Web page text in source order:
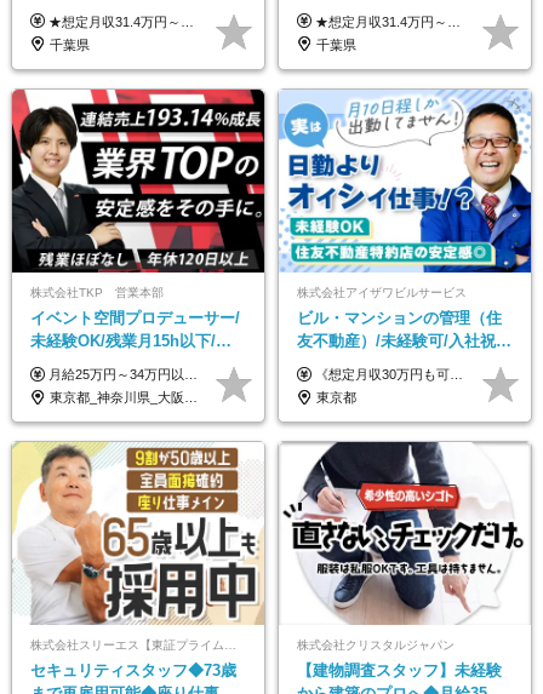
2.5万の単身寮｜住宅手当&家
族手当｜入社祝い金15万
★想定月収31.4万円～＋賞与年2回（59万円以上） ★入社お祝い金15万円支給 ★水道+光熱費無料の家賃がリーズナブルな社員寮(単身寮)あり！ ★住宅手当&家族手当あり 月給24万5000円以上(基本給21万1000円＋業務別手当35,000円)＋賞与年2回（賞与支給額：59万円以上を想定）＋残業代全額 ※みなし残業なし！残業代は全額支給します。 ※資格手当・深夜手当など、様々な手当をご用意しています。 ※入社お祝い金は１か月経過後、3ヶ月経過後、6ヶ月経過後に各5万円ずつ給与に加算して支給いたします。 ※指定の検定資格をお持ちの方には別途手当を支給します。入社後に取得した場合は給与に加算し支給します。 ・施設警備 1級7,000円 2級4,000円 ・交通誘導 1級7,000円 2級4,000円 ・雑踏警備 1級7,000円 2級4,000円 など
千葉県
&賞与年2回｜家族・住宅手当
｜光熱費0円の単身寮
★想定月収31.4万円～＋賞与年2回（59万円以上） ★入社お祝い金15万円支給 ★水道+光熱費無料の家賃がリーズナブルな社員寮(単身寮)あり！ 月給24万5000円以上(基本給21万1000円＋業務別手当35,000円)＋賞与年2回（賞与支給額：59万円以上を想定）＋残業代全額 ※みなし残業なし！残業代は全額支給します。 ※資格手当・深夜手当など、様々な手当をご用意しています。 ※入社お祝い金は１か月経過後、3ヶ月経過後、6ヶ月経過後に各5万円ずつ給与に加算して支給いたします。 ※指定の検定資格をお持ちの方には別途手当を支給します。入社後に取得した場合は給与に加算し支給します。 ・施設警備 1級7,000円 2級4,000円 ・交通誘導 1級7,000円 2級4,000円 ・雑踏警備 1級7,000円 2級4,000円 など
千葉県
株式会社TKP 営業本部
イベント空間プロデューサー/
未経験OK/残業月15h以下/豊
富な福利厚生/全国募集/平均有
給取得日数14.9日
月給25万円～34万円以上＋各種手当＋残業代＋賞与年2回（昨年度2～4ヶ月分） 初年度想定年収：350万円～ ＜クラス・経験別の月給目安＞ ■メンバークラス：月給25万円以上 ■店長やSVなどのマネジメント経験者：月給30万円～スタート可 ■リーダークラス：月給34万円以上 ※月給は配属エリア・経験・能力を考慮して決定します（前職の経験・収入をお聞かせください）。 ※上記にはみなし残業手当20～30時間分（メンバー：3万1134円以上、経験5年以上：5万2448円以上、リーダー：5万9441円以上）を含みます。 ※超過分は別途支給いたします。
東京都_神奈川県_大阪府_愛知県_北海道_宮城県_静岡県_京都府_広島県_福岡県
株式会社アイザワビルサービス
ビル・マンションの管理（住
友不動産）/未経験可/入社祝い
金10万円/月収30万円可/40～
50代活躍/S102
《想定月収30万円も可能！/想定年収380万円》 ■月給24万5000円以上＋賞与年2回(2カ月/2025年実績)＋時間外手当＋資格手当＋役職手当＋交通費 ………… ≪昇給、賞与、および各種諸手当について≫ ◇入社お祝い金（10万円 ※3カ月精勤後支給） ◇昇給/年1回 ◇賞与/年2回(2カ月/2025年実績) ◇時間外手当 ◇資格手当 └・ビル設備管理技能士1級（1万円/月） ・ビル設備管理技能士2級（5000円/月） ・建築物環境衛生管理技術者（1万円/月） ・防火管理技能者（3000円/月） ・消防設備士乙4類（3000円/月） 他 ◇役職手当 └・班長/サブリーダー/リーダー（5000円～2万円/月） ◇物件手当（最大2万円 ※物件により異なる） ◇退職金あり ※経験・年齢・能力を考慮した上、当社規定により優遇いたします。 ※3カ月の試用期間あり。その間の給与や福利厚生に差異はありません。 《モデル年収》 ・入社1年/35歳：年収380万円 ・入社3年/38歳：年収400万円
東京都
株式会社スリーエス【東証プライム上場グループ】
セキュリティスタッフ◆73歳
株式会社クリスタルジャパン
【建物調査スタッフ】未経験